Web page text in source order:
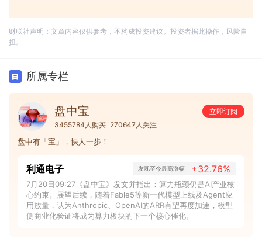
财联社声明：文章内容仅供参考，不构成投资建议。投资者据此操作，风险自
担。
所属专栏
盘中宝
立即订阅
3455784人购买 270647人关注
盘中有「宝」，快人一步！
利通电子 发现至今最高涨幅 +32.76%
7月20日09:27《盘中宝》发文并指出：算力瓶颈仍是AI产业核
心约束。展望后续，随着Fable5等新一代模型上线及Agent应
用放量，认为Anthropic、OpenAI的ARR有望再度加速，模型
侧商业化验证将成为算力板块的下一个核心催化。